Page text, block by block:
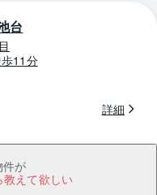
台
11分
詳細
件が
教えて欲しい